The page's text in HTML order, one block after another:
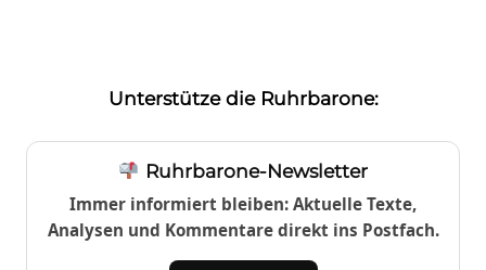
Unterstütze die Ruhrbarone:
Ruhrbarone-Newsletter
Immer informiert bleiben: Aktuelle Texte,
Analysen und Kommentare direkt ins Postfach.